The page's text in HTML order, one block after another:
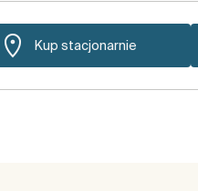
Kup stacjonarnie